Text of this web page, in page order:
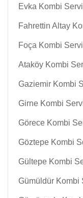
Evka Kombi
Fahrettin Altay
Foça Kombi
Ataköy Kombi
Gaziemir Kombi
Girne Kombi
Görece Kombi
Göztepe Kombi
Gültepe Kombi
Gümüldür Kombi